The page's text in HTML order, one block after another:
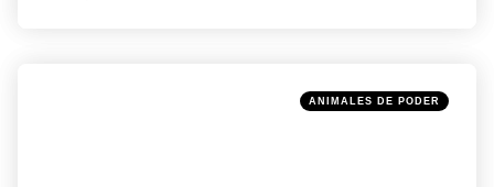
Categories
Posted
in
ANIMALES DE PODER